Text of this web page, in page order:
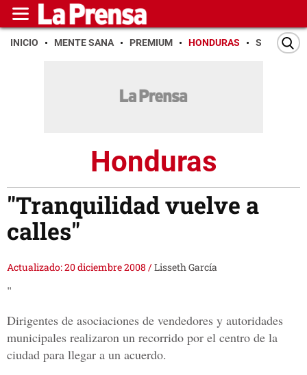
INICIO MENTE SANA PREMIUM HONDURAS SAN PEDRO
Honduras
"Tranquilidad vuelve a
calles"
Actualizado: 20 diciembre 2008 /Lisseth García
"
Dirigentes de asociaciones de vendedores y autoridades
municipales realizaron un recorrido por el centro de la
ciudad para llegar a un acuerdo.